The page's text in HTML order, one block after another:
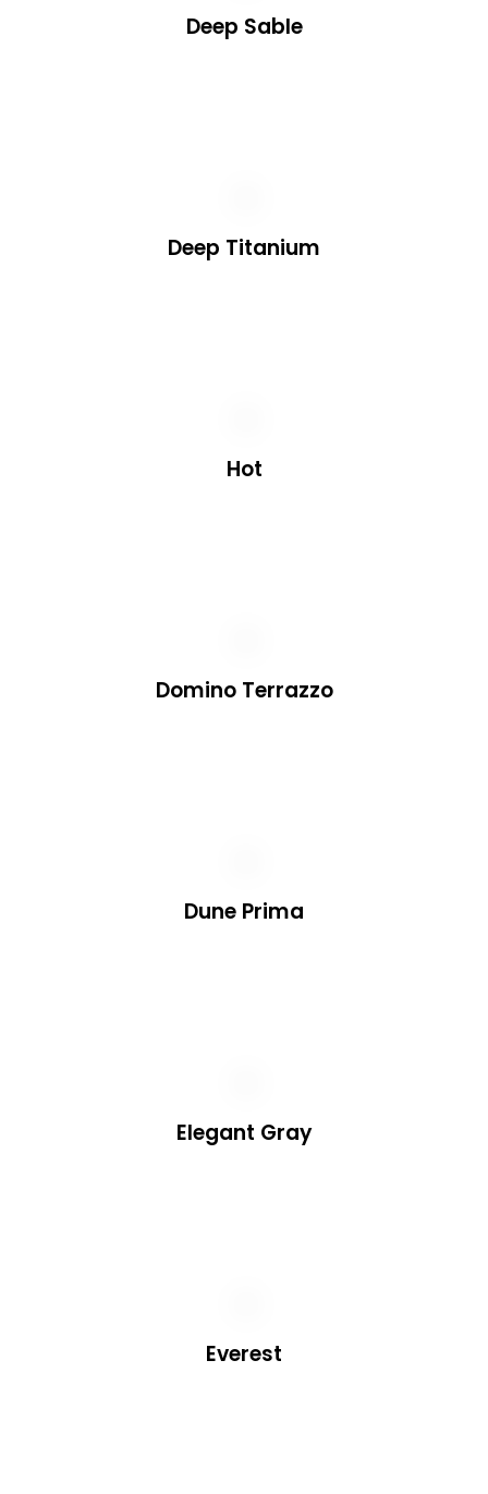
Deep Sable
Deep Titanium
Hot
Domino Terrazzo
Dune Prima
Elegant Gray
Everest